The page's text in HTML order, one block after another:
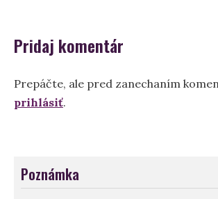
Pridaj komentár
Prepáčte, ale pred zanechaním
prihlásiť.
Poznámka